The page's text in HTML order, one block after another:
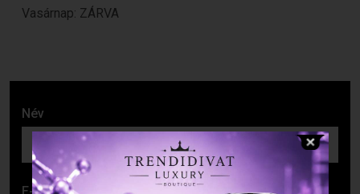
Név
E-mail cím
Vasárnap: ZÁRVA